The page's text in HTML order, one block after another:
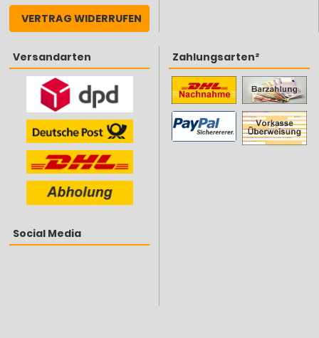
VERTRAG WIDERRUFEN
Versandarten
Social Media
Zahlungsarten²